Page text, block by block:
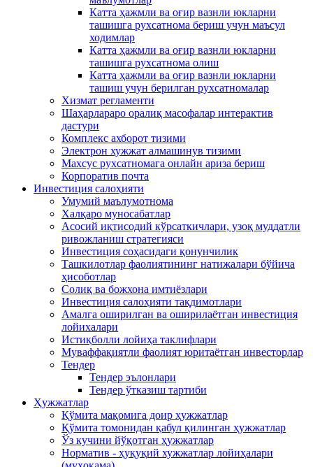
Катта ҳажмли ва оғир вазнли юкларни
ташишга рухсатнома бериш учун маъсул
ходимлар
Катта ҳажмли ва оғир вазнли юкларни
ташишга рухсатнома олиш
Катта ҳажмли ва оғир вазнли юкларни
ташиш учун берилган рухсатномалар
Хизмат регламенти
Шаҳарлараро оралиқ масофалар интерактив
дастури
Комплекс ахборот тизими
Электрон хужжат алмашинув тизими
Махсус рухсатномага онлайн ариза бериш
Корпоратив почта
Инвестиция салоҳияти
Умумий маълумотнома
Xалқаро муносабатлар
Асосий иқтисодий кўрсаткичлари, узоқ муддатли
ривожланиш стратегияси
Инвестиция соҳасидаги қонунчилик
Ташкилотлар фаолиятининг натижалари бўйича
ҳисоботлар
Солиқ ва божхона имтиёзлари
Инвестиция салоҳияти тақдимотлари
Амалга оширилган ва оширилаётган инвестиция
лойихалари
Истиқболли лойиҳа таклифлари
Муваффақиятли фаолият юритаётган инвесторлар
Тендер
Тендер эълонлари
Тендер ўтказиш тартиби
Ҳужжатлар
Қўмита мақомига доир ҳужжатлар
Қўмита томонидан қабул қилинган ҳужжатлар
Ўз кучини йўқотган ҳужжатлар
Норматив - ҳуқуқий хужжатлар лойиҳалари